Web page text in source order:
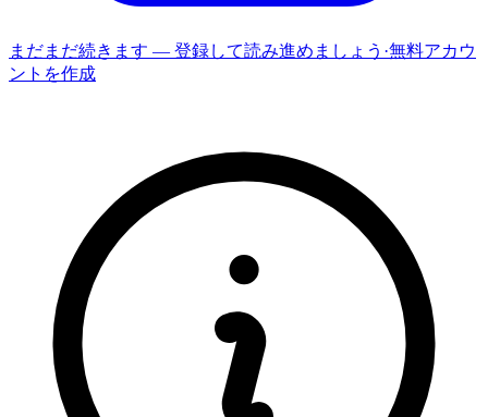
まだまだ続きます — 登録して読み進めましょう ·無料アカウ
ントを作成